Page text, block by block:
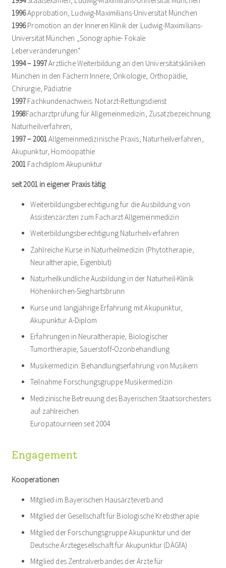
Praxis
Sprechzeiten
Aktuelles
Team
Leistungen
1996Approbation, Ludwig-Maximilians-Universität München
1996Promotion an der Inneren Klinik der Ludwig-Maximilians-
Universität München „Sonographie- Fokale
Leberveränderungen“
1994 – 1997Ärztliche Weiterbildung an den Universitätskliniken
München in den Fächern Innere, Onkologie, Orthopädie,
Chirurgie, Pädiatrie
1997Fachkundenachweis: Notarzt-Rettungsdienst
1998Facharztprüfung für Allgemeinmedizin, Zusatzbezeichnung
Naturheilverfahren,
1997 – 2001Allgemeinmedizinische Praxis, Naturheilverfahren,
Akupunktur, Homöopathie
2001 Fachdiplom Akupunktur
seit 2001 in eigener Praxis tätig
Weiterbildungsberechtigung für die Ausbildung von
Assistenzärzten zum Facharzt Allgemeinmedizin
Weiterbildungsberechtigung Naturheilverfahren
Zahlreiche Kurse in Naturheilmedizin (Phytotherapie,
Neuraltherapie, Eigenblut)
Naturheilkundliche Ausbildung in der Naturheil-Klinik
Höhenkirchen-Sieghartsbrunn
Kurse und langjährige Erfahrung mit Akupunktur,
Akupunktur A-Diplom
Erfahrungen in Neuraltherapie, Biologischer
Tumortherapie, Sauerstoff-Ozonbehandlung
Musikermedizin: Behandlungserfahrung von Musikern
Teilnahme Forschungsgruppe Musikermedizin
Medizinische Betreuung des Bayerischen Staatsorchesters
auf zahlreichen
Europatourneen seit 2004
Engagement
Kooperationen
Mitglied im Bayerischen Hausärzteverband
Mitglied der Gesellschaft für Biologische Krebstherapie
Mitglied der Forschungsgruppe Akupunktur und der
Deutsche Ärztegesellschaft für Akupunktur (DÄGfA)
Mitglied des Zentralverbandes der Ärzte für